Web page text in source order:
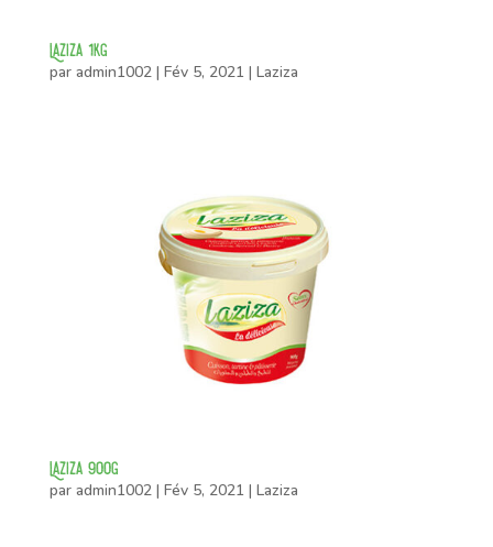
Laziza 1kg
par admin1002| Fév 5, 2021 | Laziza
Laziza 900g
par admin1002| Fév 5, 2021 | Laziza